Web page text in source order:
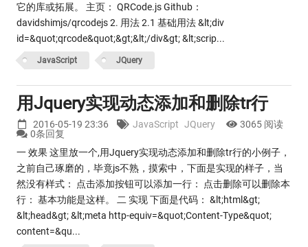
它的库或拓展。 主页： QRCode.js Github：
davidshimjs/qrcodejs 2. 用法 2.1 基础用法 &lt;div
id=&quot;qrcode&quot;&gt;&lt;/div&gt; &lt;scrip...
JavaScript JQuery
用Jquery实现动态添加和删除tr行
2016-05-19 23:36 JavaScript JQuery
3065 阅读
0条回复
一 效果 这里放一个,用Jquery实现动态添加和删除tr行的小例子，
之前自己琢磨的，毕竟js不熟，摸索中，下面是实现的样子，当
然没有样式： 点击添加按钮可以添加一行： 点击删除可以删除本
行： 基本功能是这样。 二 实现 下面是代码： &lt;html&gt;
&lt;head&gt; &lt;meta http-equiv=&quot;Content-Type&quot;
content=&qu...